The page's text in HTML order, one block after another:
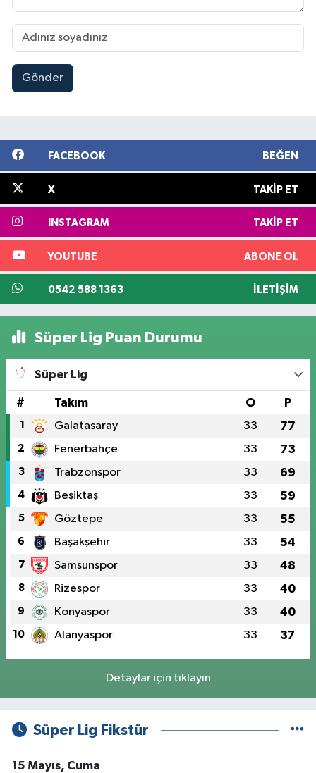
Gönder
FACEBOOK BEĞEN
X TAKIP ET
INSTAGRAM TAKIP ET
YOUTUBE ABONE OL
0542 588 1363 İLETIŞIM
Süper Lig Puan Durumu
Süper Lig
# Takım O P
1 Galatasaray 33 77
2 Fenerbahçe 33 73
3 Trabzonspor 33 69
4 Beşiktaş 33 59
5 Göztepe 33 55
6 Başakşehir 33 54
7 Samsunspor 33 48
8 Rizespor 33 40
9 Konyaspor 33 40
10 Alanyaspor 33 37
Detaylar için tıklayın
Süper Lig Fikstür
15 Mayıs, Cuma